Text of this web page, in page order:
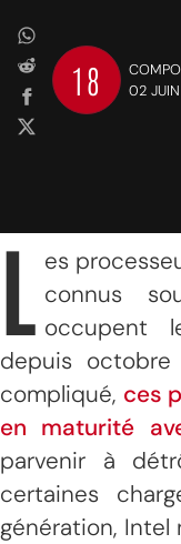
18
02
L
es
connus
occupent
depuis
compliqué, ces
en maturité
parvenir à
certaines
génération, Intel